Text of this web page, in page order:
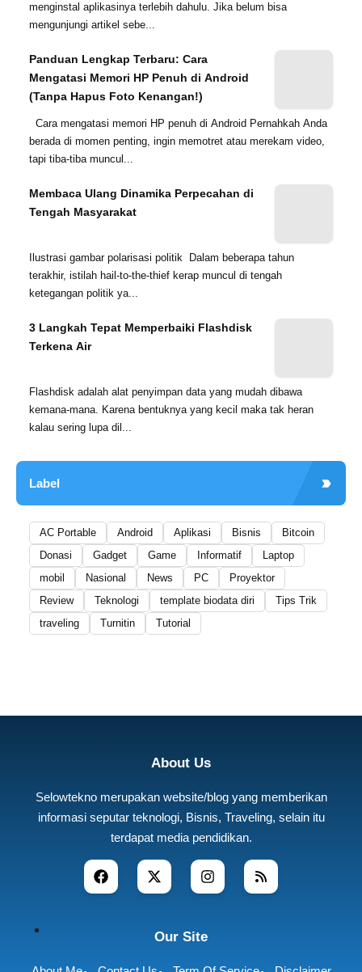
menginstal aplikasinya terlebih dahulu. Jika belum bisa
mengunjungi artikel sebe...
Panduan Lengkap Terbaru: Cara
Mengatasi Memori HP Penuh di Android
(Tanpa Hapus Foto Kenangan!)
Cara mengatasi memori HP penuh di Android Pernahkah Anda
berada di momen penting, ingin memotret atau merekam video,
tapi tiba-tiba muncul...
Membaca Ulang Dinamika Perpecahan di
Tengah Masyarakat
Ilustrasi gambar polarisasi politik Dalam beberapa tahun
terakhir, istilah hail-to-the-thief kerap muncul di tengah
ketegangan politik ya...
3 Langkah Tepat Memperbaiki Flashdisk
Terkena Air
Flashdisk adalah alat penyimpan data yang mudah dibawa
kemana-mana. Karena bentuknya yang kecil maka tak heran
kalau sering lupa dil...
Label
AC Portable Android Aplikasi Bisnis
Bitcoin
Donasi
Gadget Game Informatif
Laptop
mobil
Nasional News PC
Proyektor
Review
Teknologi template biodata diri
Tips Trik
traveling
Turnitin Tutorial
About Us
Selowtekno merupakan website/blog yang memberikan
informasi seputar teknologi, Bisnis, Traveling, selain itu
terdapat media pendidikan.
Our Site